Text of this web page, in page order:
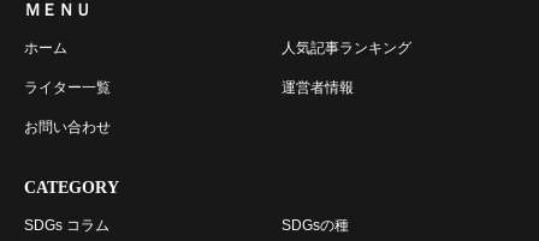
ＭＥＮＵ
ホーム 人気記事ランキング
ライター一覧 運営者情報
お問い合わせ
CATEGORY
SDGs コラム SDGsの種